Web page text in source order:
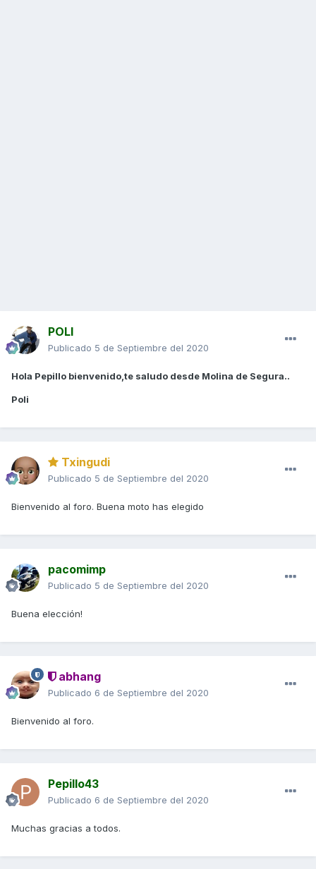
POLI
Publicado 5 de Septiembre del 2020
Hola Pepillo bienvenido,te saludo desde Molina de Segura..
Poli
Txingudi
Publicado 5 de Septiembre del 2020
Bienvenido al foro. Buena moto has elegido
pacomimp
Publicado 5 de Septiembre del 2020
Buena elección!
abhang
Publicado 6 de Septiembre del 2020
Bienvenido al foro.
Pepillo43
Publicado 6 de Septiembre del 2020
Muchas gracias a todos.